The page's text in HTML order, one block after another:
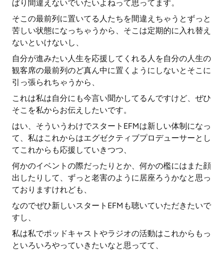
ぱり間違えないでいたいよねって思ってます。
そこの最前列に置いてる人たちを間違えちゃうとずっと
苦しい状態になっちゃうから、そこは定期的に入れ替え
ないといけないし、
自分が進みたい人生を応援してくれる人を自分の人生の
観客席の最前列のど真ん中に置くようにしないとそこに
引っ張られちゃうから、
これは私は自分にも今言い聞かしてるんですけど、ぜひ
そこを私からお伝えしたいです。
はい、そういうわけでスタートEFMは新しい体制になっ
て、私はこれからはエグゼクティブプロデューサーとし
てこれからも応援していきつつ、
何かのイベントの際だったりとか、何かの檻にはまた顔
出したりして、ずっと老害のように居座ろうかなと思っ
ておりますけれども、
なのでぜひ新しいスタートEFMも聴いていただきたいで
すし、
私は私でポッドキャストやラジオの活動はこれからもっ
といろいろやっていきたいなと思ってて、